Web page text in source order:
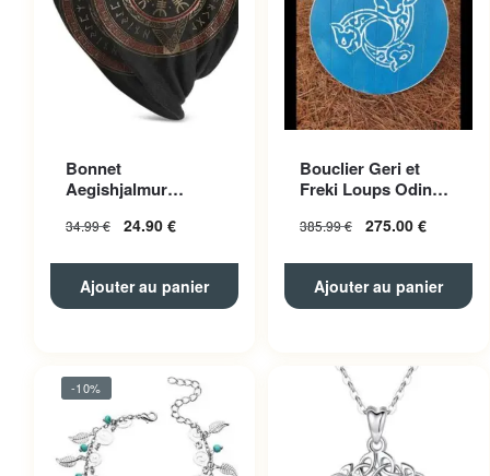
Bonnet
Aegishjalmur
34.99€ 24.90 €
Ajouter au panier
Bouclier Geri et
Freki Loups Odin
385.99€ 275.00 €
Ajouter au panier
-10%